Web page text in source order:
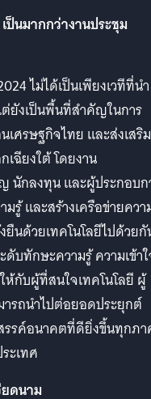
ป็นมากกว่างานประชุม
ไม่ได้เป็นเพียงเวทีที่นำ
ต่ยังเป็นพื้นที่สำคัญในการ
ศรษฐกิจไทย และส่งเสริม
ฉียงใต้ โดยงาน
นักลงทุน และผู้ประกอบก
รู้ และสร้างเครือข่ายควา
นด้วยเทคโนโลยีไปด้วย
บทักษะความรู้ ความเข้า
ห้กับผู้ที่สนใจเทคโนโลยี ผู้
รถนำไปต่อยอดประยุกต์
รรค์อนาคตที่ดียิ่งขึ้นทุกภ
ะเทศ
ดนาม